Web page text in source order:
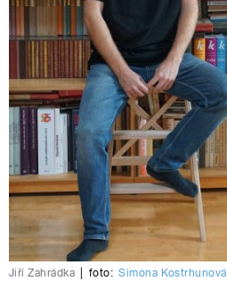
Jiří Zahrádka foto: Simona Kostrhunová